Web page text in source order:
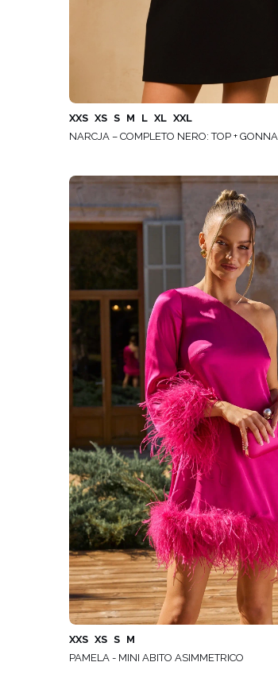
XXS XS S M L XL XXL
NARCJA – COMPLETO NERO: TOP + GONNA
XXS XS S M
PAMELA - MINI ABITO ASIMMETRICO